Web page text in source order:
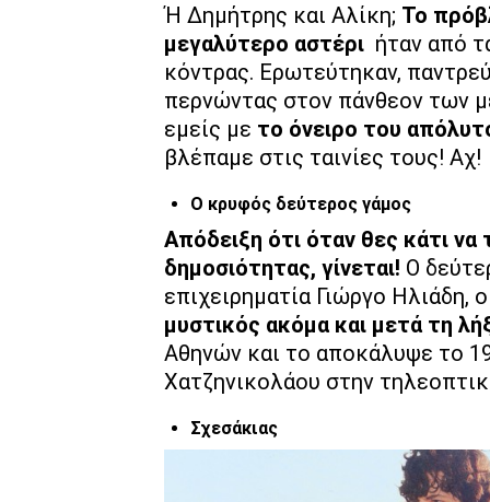
Ή Δημήτρης και Αλίκη; Το
μεγαλύτερο αστέρι ήταν από
κόντρας. Ερωτεύτηκαν,
περνώντας στον πάνθεον των
εμείς με το όνειρο του
βλέπαμε στις ταινίες τους! Αχ!
O κρυφός δεύτερος γάμος
Απόδειξη ότι όταν θες κάτι
δημοσιότητας, γίνεται! Ο
επιχειρηματία Γιώργο
μυστικός ακόμα και μετά τη
Αθηνών και το αποκάλυψε το
Χατζηνικολάου στην
Σχεσάκιας